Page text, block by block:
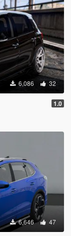
6,086 32
1.0
6,646 47